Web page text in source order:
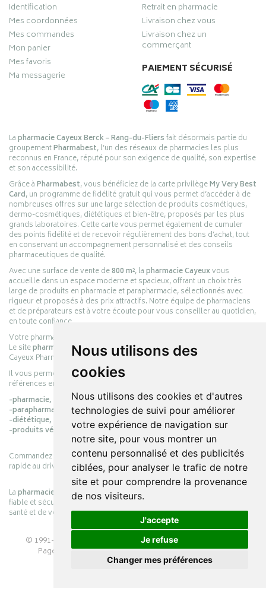
Nous utilisons des
cookies
Nous utilisons des cookies et d'autres
technologies de suivi pour améliorer
votre expérience de navigation sur
notre site, pour vous montrer un
contenu personnalisé et des publicités
ciblées, pour analyser le trafic de notre
site et pour comprendre la provenance
de nos visiteurs.
J'accepte
Je refuse
Changer mes préférences
Identification
Mes coordonnées
Mes commandes
Mon panier
Mes favoris
Ma messagerie
Retrait en pharmacie
Livraison chez vous
Livraison chez un
commerçant
PAIEMENT SÉCURISÉ
Lapharmacie Cayeux Berck – Rang-du-Fliersfait désormais partie du
groupementPharmabest, l’un des réseaux de pharmacies les plus
reconnus en France, réputé pour son exigence de qualité, son expertise
et son accessibilité.
Grâce àPharmabest, vous bénéficiez de la carte privilègeMy Very Best
Card, un programme de fidélité gratuit qui vous permet d’accéder à de
nombreuses offres sur une large sélection de produits cosmétiques,
dermo-cosmétiques, diététiques et bien-être, proposés par les plus
grands laboratoires. Cette carte vous permet également de cumuler
des points fidélité et de recevoir régulièrement des bons d’achat, tout
en conservant un accompagnement personnalisé et des conseils
pharmaceutiques de qualité.
Avec une surface de vente de800 m², lapharmacie Cayeuxvous
accueille dans un espace moderne et spacieux, offrant un choix très
large de produits en pharmacie et parapharmacie, sélectionnés avec
rigueur et proposés à des prix attractifs. Notre équipe de pharmaciens
et de préparateurs est à votre écoute pour vous conseiller au quotidien,
en toute confiance.
Votre pharmacie en ligne :
Le sitepharmacie-cayeux.frest le prolongement digital de la pharmacie
Cayeux Pharmabest Berck-sur-Mer – Rang-du-Fliers.
Il vous permet de réaliser vos achats en ligne parmi des milliers de
références en :
-pharmacie,
-parapharmacie,
-diététique,
-produits vétérinaires.
Commandez simplement vos produits en ligne et choisissez le retrait
rapide au drive ou la livraison à domicile, en toute simplicité.
Lapharmacie Cayeuxs’engage à vous offrir une expérience pratique,
fiable et sécurisée, en officine comme en ligne, au service de votre
santé et de votre bien-être.
© 1991-2026 PHARMACIE CAYEUX– Tous droits réservés –
Page mise à jour le 03/08/2026 –Pharmacie en ligne
Apotekisto